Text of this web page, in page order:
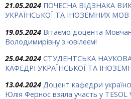
21.05.2024 ПОЧЕСНА ВІДЗНАКА
УКРАЇНСЬКОЇ ТА ІНОЗЕМНИХ МОВ
19.05.2024 Вітаємо доцента
Володимирівну з ювілеєм!
25.04.2024 СТУДЕНТСЬКА
КАФЕДРІ УКРАЇНСЬКОЇ ТА
13.04.2024 Доцент кафедри
Юлія Фернос взяла участь у